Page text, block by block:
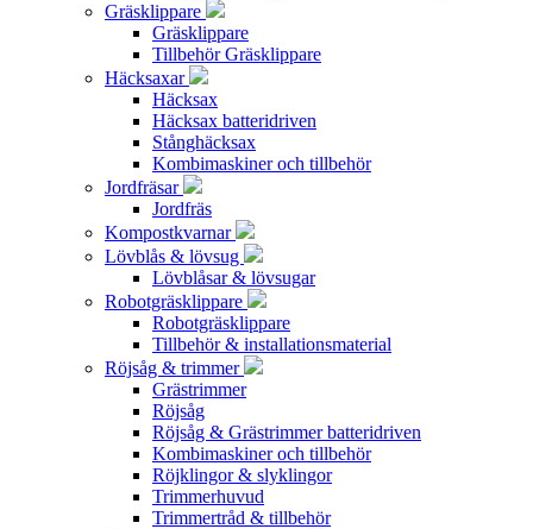
Gräsklippare
Gräsklippare
Tillbehör Gräsklippare
Häcksaxar
Häcksax
Häcksax batteridriven
Stånghäcksax
Kombimaskiner och tillbehör
Jordfräsar
Jordfräs
Kompostkvarnar
Lövblås & lövsug
Lövblåsar & lövsugar
Robotgräsklippare
Robotgräsklippare
Tillbehör & installationsmaterial
Röjsåg & trimmer
Grästrimmer
Röjsåg
Röjsåg & Grästrimmer batteridriven
Kombimaskiner och tillbehör
Röjklingor & slyklingor
Trimmerhuvud
Trimmertråd & tillbehör